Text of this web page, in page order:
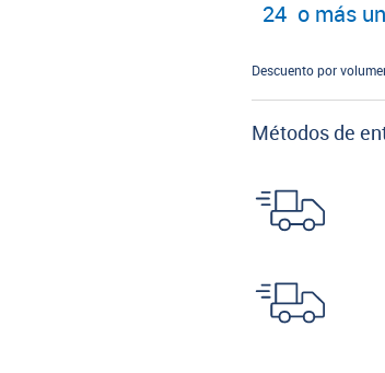
24 o más
Descuento por
Métodos de